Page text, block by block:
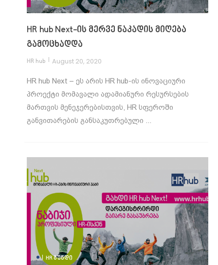
HR hub Next-ის მერვე ნაკადის მიღება
გამოცხადდა
HR hub | August 20, 2020
HR hub Next – ეს არის HR hub-ის ინოვაციური
პროექტი მომავალი ადამიანური რესურსების
მართვის მენეჯერებისთვის, HR სფეროში
განვითარების განსაკუთრებული ...
| HR ᲒᲣᲜᲓᲘ